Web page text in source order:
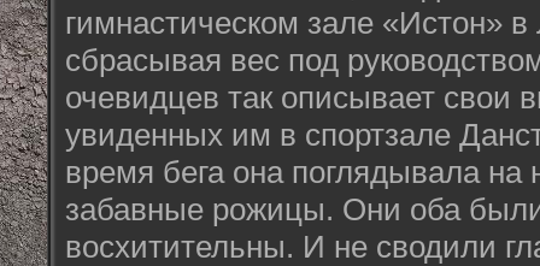
гимнастическом зале «Истон»
сбрасывая вес под
очевидцев так описывает свои
увиденных им в спортзале
время бега она поглядывала на
забавные рожицы. Они оба
восхитительны. И не сводили